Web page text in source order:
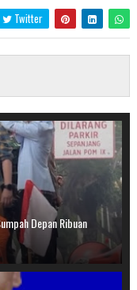
Twitter
Depan Ribuan